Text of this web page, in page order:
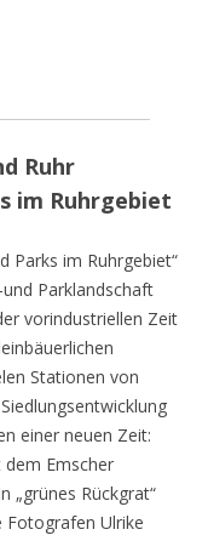
Ruhr
im Ruhrgebiet
Parks im Ruhrgebiet“
Parklandschaft
vorindustriellen Zeit
Stationen von
einer neuen Zeit:
Emscher
„grünes Rückgrat“
Fotografen Ulrike